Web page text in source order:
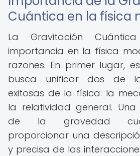
Cuántica en la física
La Gravitación
importancia en la física
razones. En primer lugar,
busca unificar dos de
exitosas de la física: la
la relatividad general.
de la gravedad
proporcionar una
y precisa de las